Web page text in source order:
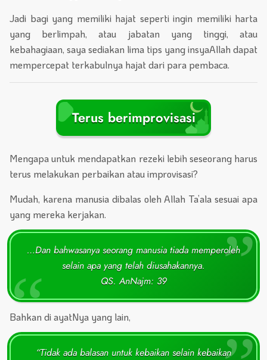
Jadi bagi yang memiliki hajat seperti ingin memiliki harta
yang berlimpah, atau jabatan yang tinggi, atau
kebahagiaan, saya sediakan lima tips yang insyaAllah dapat
mempercepat terkabulnya hajat dari para pembaca.
Terus berimprovisasi
Mengapa untuk mendapatkan rezeki lebih seseorang harus
terus melakukan perbaikan atau improvisasi?
Mudah, karena manusia dibalas oleh Allah Ta’ala sesuai apa
yang mereka kerjakan.
…Dan bahwasanya seorang manusia tiada memperoleh
selain apa yang telah diusahakannya.
QS. AnNajm: 39
Bahkan di ayatNya yang lain,
“Tidak ada balasan untuk kebaikan selain kebaikan